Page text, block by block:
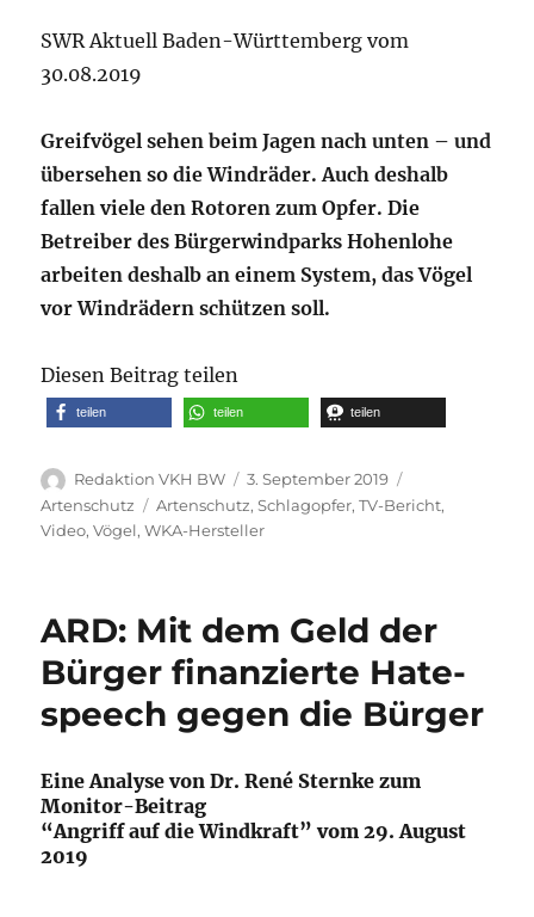
SWR Aktuell Baden-Württemberg vom
30.08.2019
Greifvögel sehen beim Jagen nach unten – und
übersehen so die Windräder. Auch deshalb
fallen viele den Rotoren zum Opfer. Die
Betreiber des Bürgerwindparks Hohenlohe
arbeiten deshalb an einem System, das Vögel
vor Windrädern schützen soll.
Diesen Beitrag teilen
teilen teilen teilen
Autor
Redaktion VKH BW
Veröffentlicht
am
3. September 2019
Artenschutz
Schlagwörter
Artenschutz,Schlagopfer,TV-Bericht,
Video,Vögel,WKA-Hersteller
ARD: Mit dem Geld der
Bürger finanzierte Hate-
speech gegen die Bürger
Eine Analyse von Dr. René Sternke zum
Monitor-Beitrag
“Angriff auf die Windkraft” vom 29. August
2019